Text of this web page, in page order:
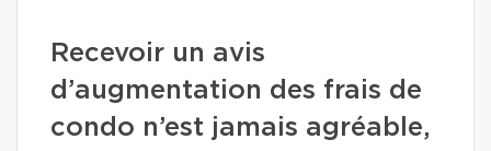
Recevoir un avis
d’augmentation des frais de
condo n’est jamais agréable,